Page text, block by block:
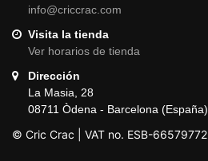
info@criccrac.com
Visita la tienda
Ver horarios de tienda
Dirección
La Masia, 28
08711 Òdena - Barcelona (España)
© Cric Crac | VAT no. ESB-66579772